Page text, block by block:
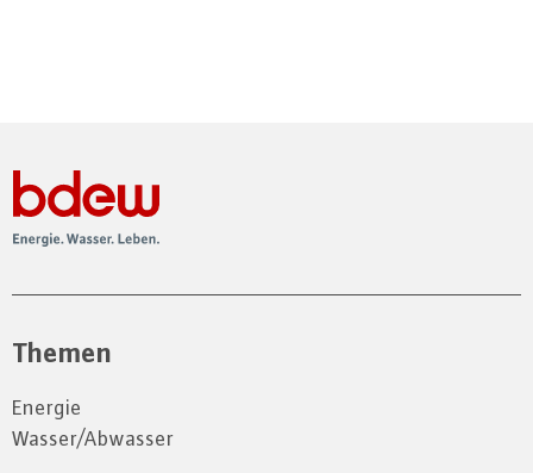
Themen
Energie
Wasser/Abwasser